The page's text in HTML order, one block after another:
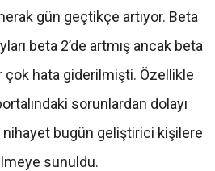
gün geçtikçe artıyor. Beta
beta 2’de artmış ancak beta
çok hata giderilmişti. Özellikle
sorunlardan dolayı
nihayet bugün geliştirici kişilere
sunuldu.